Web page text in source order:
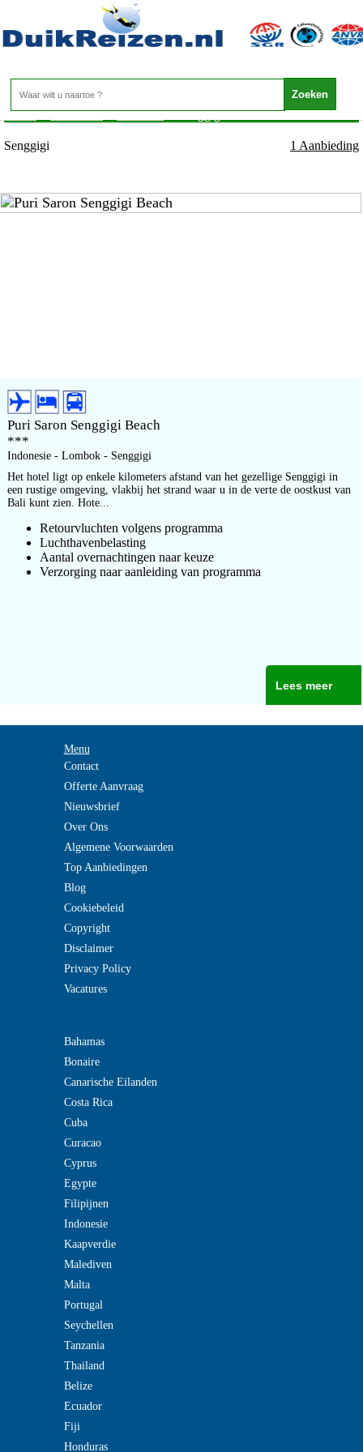
Indonesie - Lombok - Senggigi
Home>Indonesie>Lombok>Senggigi
Senggigi 1 Aanbieding
Puri Saron Senggigi Beach
***
Indonesie - Lombok - Senggigi
Het hotel ligt op enkele kilometers afstand van het gezellige Senggigi in
een rustige omgeving, vlakbij het strand waar u in de verte de oostkust van
Bali kunt zien. Hote...
Retourvluchten volgens programma
Luchthavenbelasting
Aantal overnachtingen naar keuze
Verzorging naar aanleiding van programma
Lees meer
Menu
Contact
Offerte Aanvraag
Nieuwsbrief
Over Ons
Algemene Voorwaarden
Top Aanbiedingen
Blog
Cookiebeleid
Copyright
Disclaimer
Privacy Policy
Vacatures
Bahamas
Bonaire
Canarische Eilanden
Costa Rica
Cuba
Curacao
Cyprus
Egypte
Filipijnen
Indonesie
Kaapverdie
Malediven
Malta
Portugal
Seychellen
Tanzania
Thailand
Belize
Ecuador
Fiji
Honduras